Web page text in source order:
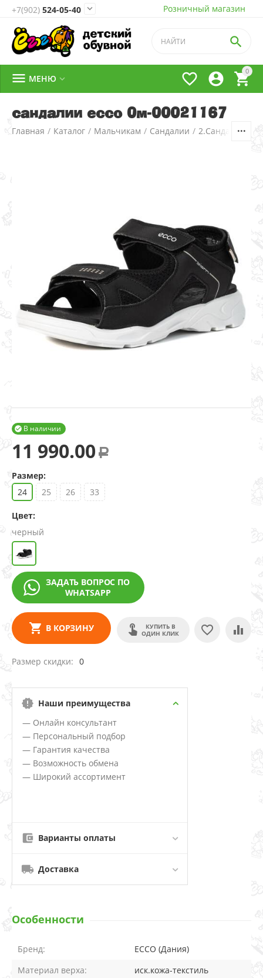
Розничный магазин
+7(902) 524-05-40 
0




 МЕНЮ 
сандалии ecco 0м-00021167
Главная / Каталог / Мальчикам / Сандалии / 2.Сандалии д/м
В наличии

11 990.00 Р
Размер:
24
25 26 33
Цвет:
черный
ЗАДАТЬ ВОПРОС ПО
WHATSAPP
В КОРЗИНУ
КУПИТЬ В
ОДИН КЛИК
Размер скидки 0
Наши преимущества
— Онлайн консультант
— Персональный подбор
— Гарантия качества
— Возможность обмена
— Широкий ассортимент
Варианты оплаты
Доставка
Особенности
Бренд:
ECCO (Дания)
Материал верха:
иск.кожа-текстиль